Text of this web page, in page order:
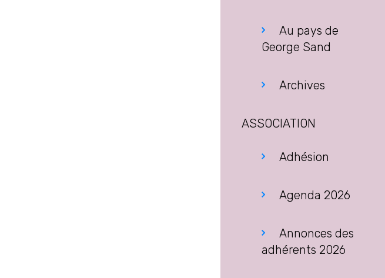
Au pays de
George Sand
Archives
ASSOCIATION
Adhésion
Agenda 2026
Annonces des
adhérents 2026